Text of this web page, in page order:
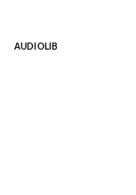
AUDIOLIB